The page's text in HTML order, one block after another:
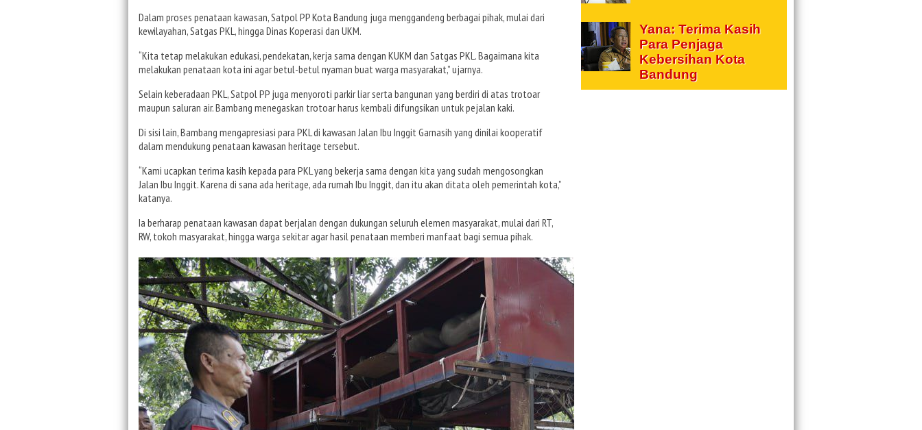
Dalam proses penataan kawasan, Satpol PP Kota Bandung juga menggandeng berbagai pihak, mulai dari
kewilayahan, Satgas PKL, hingga Dinas Koperasi dan UKM.
“Kita tetap melakukan edukasi, pendekatan, kerja sama dengan KUKM dan Satgas PKL. Bagaimana kita
melakukan penataan kota ini agar betul-betul nyaman buat warga masyarakat,” ujarnya.
Selain keberadaan PKL, Satpol PP juga menyoroti parkir liar serta bangunan yang berdiri di atas trotoar
maupun saluran air. Bambang menegaskan trotoar harus kembali difungsikan untuk pejalan kaki.
Di sisi lain, Bambang mengapresiasi para PKL di kawasan Jalan Ibu Inggit Garnasih yang dinilai kooperatif
dalam mendukung penataan kawasan heritage tersebut.
“Kami ucapkan terima kasih kepada para PKL yang bekerja sama dengan kita yang sudah mengosongkan
Jalan Ibu Inggit. Karena di sana ada heritage, ada rumah Ibu Inggit, dan itu akan ditata oleh pemerintah kota,”
katanya.
Ia berharap penataan kawasan dapat berjalan dengan dukungan seluruh elemen masyarakat, mulai dari RT,
RW, tokoh masyarakat, hingga warga sekitar agar hasil penataan memberi manfaat bagi semua pihak.
Yana: Terima Kasih
Para Penjaga
Kebersihan Kota
Bandung